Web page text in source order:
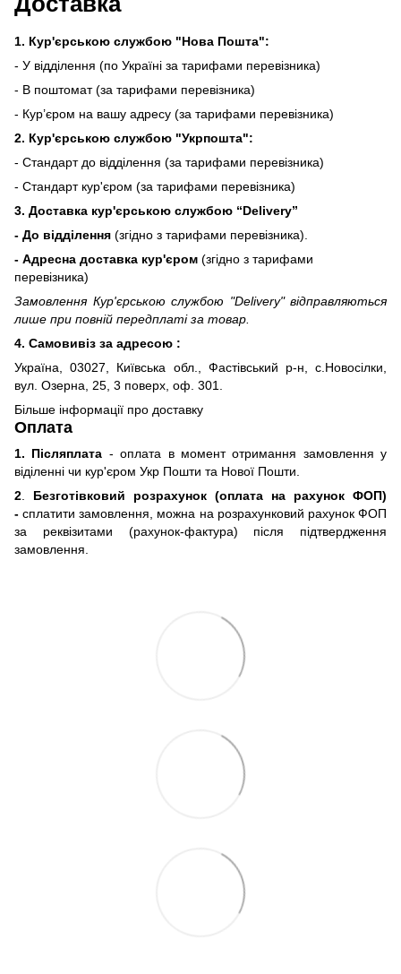
1. Кур'єрською службою "Нова Пошта":
- У відділення (по Україні за тарифами перевізника)
- В поштомат (за тарифами перевізника)
- Кур’єром на вашу адресу (за тарифами перевізника)
2. Кур'єрською службою "Укрпошта":
- Стандарт до відділення (за тарифами перевізника)
- Стандарт кур'єром (за тарифами перевізника)
3. Доставка кур'єрською службою “Delivery”
- До відділення (згідно з тарифами перевізника).
- Адресна доставка кур'єром (згідно з тарифами
перевізника)
Замовлення Кур'єрською службою "Delivery" відправляються
лише при повній передплаті за товар.
4. Самовивіз за адресою :
Україна, 03027, Київська обл., Фастівський р-н, с.Новосілки,
вул. Озерна, 25, 3 поверх, оф. 301.
Більше інформації про доставку
Оплата
1. Післяплата - оплата в момент отримання замовлення у
віділенні чи кур'єром Укр Пошти та Нової Пошти.
2
Безготівковий розрахунок (оплата на рахунок ФОП)
-сплатити замовлення, можна на розрахунковий рахунок ФОП
за реквізитами (рахунок-фактура) після підтвердження
замовлення.